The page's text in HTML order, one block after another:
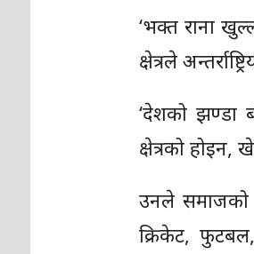
‘भक्त राना
क्षेत्रले
‘देशको
क्षेत्रको होइन,
उनले समाजको
क्रिकेट,